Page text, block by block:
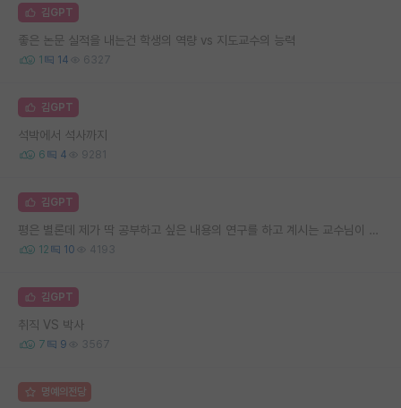
김GPT
좋은 논문 실적을 내는건 학생의 역량 vs 지도교수의 능력
1 14 6327
김GPT
석박에서 석사까지
6 4 9281
김GPT
평은 별론데 제가 딱 공부하고 싶은 내용의 연구를 하고 계시는 교수님이 계십니다.
12 10 4193
김GPT
취직 VS 박사
7 9 3567
명예의전당